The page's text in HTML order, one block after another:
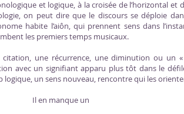
et logique, à la croisée de l’horizontal et
on peut dire que le discours se déploie
habite l’aiôn, qui prennent sens dans
les premiers temps musicaux.
citation, une récurrence, une diminution ou un
avec un signifiant apparu plus tôt dans le
logique, un sens nouveau, rencontre qui les
Il en manque un